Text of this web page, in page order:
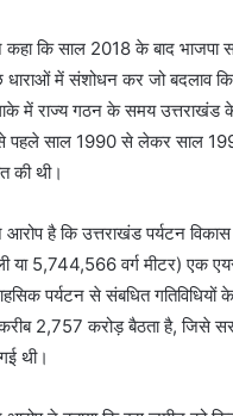
कहा कि साल 2018 के बाद भाजपा
में संशोधन कर जो बदलाव
में राज्य गठन के समय
पहले साल 1990 से लेकर साल
की थी।
ने आरोप है कि उत्तराखंड पर्यटन
या 5,744,566 वर्ग मीटर) एक
साहसिक पर्यटन से संबधित
2,757 करोड़ बैठता है, जिसे
थी।